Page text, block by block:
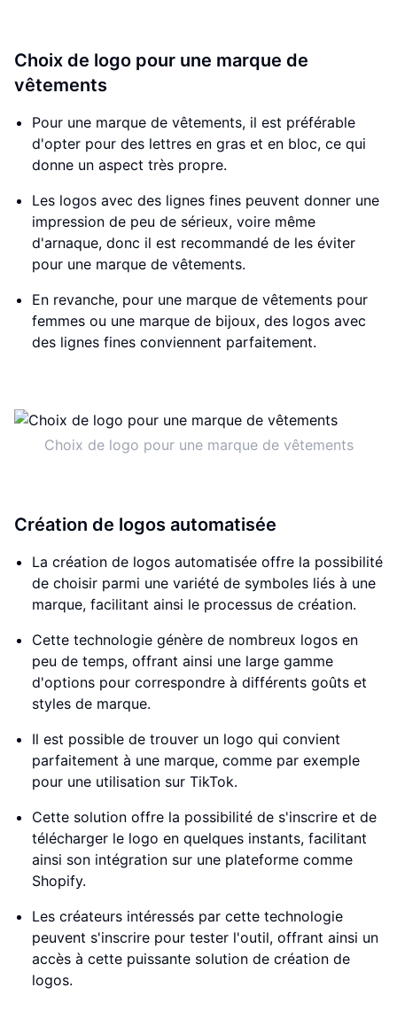
Choix de logo pour une marque de
vêtements
Pour une marque de vêtements, il est préférable
d'opter pour des lettres en gras et en bloc, ce qui
donne un aspect très propre.
Les logos avec des lignes fines peuvent donner une
impression de peu de sérieux, voire même
d'arnaque, donc il est recommandé de les éviter
pour une marque de vêtements.
En revanche, pour une marque de vêtements pour
femmes ou une marque de bijoux, des logos avec
des lignes fines conviennent parfaitement.
Choix de logo pour une marque de vêtements
Création de logos automatisée
La création de logos automatisée offre la possibilité
de choisir parmi une variété de symboles liés à une
marque, facilitant ainsi le processus de création.
Cette technologie génère de nombreux logos en
peu de temps, offrant ainsi une large gamme
d'options pour correspondre à différents goûts et
styles de marque.
Il est possible de trouver un logo qui convient
parfaitement à une marque, comme par exemple
pour une utilisation sur TikTok.
Cette solution offre la possibilité de s'inscrire et de
télécharger le logo en quelques instants, facilitant
ainsi son intégration sur une plateforme comme
Shopify.
Les créateurs intéressés par cette technologie
peuvent s'inscrire pour tester l'outil, offrant ainsi un
accès à cette puissante solution de création de
logos.